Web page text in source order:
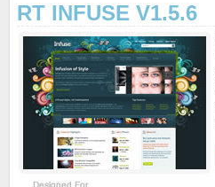
RT INFUSE V1.5.6